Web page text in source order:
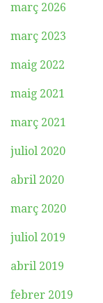
març 2026
març 2023
maig 2022
maig 2021
març 2021
juliol 2020
abril 2020
març 2020
juliol 2019
abril 2019
febrer 2019